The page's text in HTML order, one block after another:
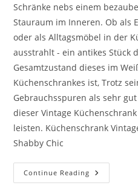
Schränke nebs einem
Stauraum im Inneren. Ob als
oder als Alltagsmöbel in der
ausstrahlt - ein antikes Stück
Gesamtzustand dieses im
Küchenschrankes ist, Trotz
Gebrauchsspuren als sehr
dieser Vintage
leisten. Küchenschrank
Shabby Chic
Continue Reading